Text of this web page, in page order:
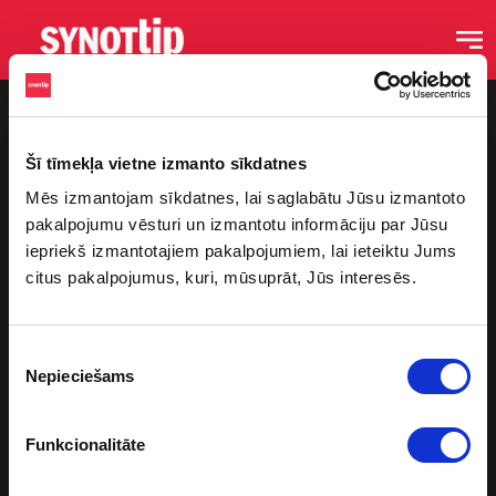
Šī tīmekļa vietne izmanto sīkdatnes
Mēs izmantojam sīkdatnes, lai saglabātu Jūsu izmantoto
pakalpojumu vēsturi un izmantotu informāciju par Jūsu
iepriekš izmantotajiem pakalpojumiem, lai ieteiktu Jums
citus pakalpojumus, kuri, mūsuprāt, Jūs interesēs.
izvēle
Nepieciešams
Funkcionalitāte
Saites
Blogs
Sporta Bāri